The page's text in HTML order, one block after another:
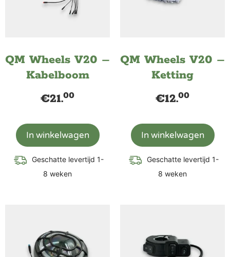
QM Wheels V20 –
Kabelboom
€21.00
In winkelwagen
Geschatte levertijd 1-
8 weken
QM Wheels V20 –
Ketting
€12.00
In winkelwagen
Geschatte levertijd 1-
8 weken